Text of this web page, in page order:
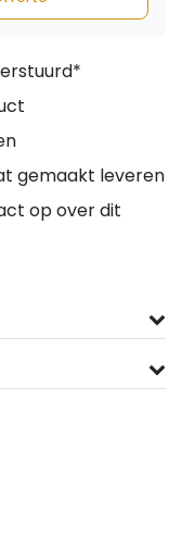
gemaakt leveren
op over dit